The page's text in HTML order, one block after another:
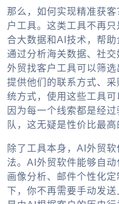
那么，如何实现精准获
户工具。这类工具不再
合大数据和AI技术，帮助
通过分析海关数据、社交
外贸找客户工具可以筛
提供他们的联系方式、
统方式，使用这些工具
因为每一个线索都是经
队，这无疑是性价比最高
除了工具本身，AI外贸
法。AI外贸软件能够自
画像分析、邮件个性化
下，你不再需要手动发